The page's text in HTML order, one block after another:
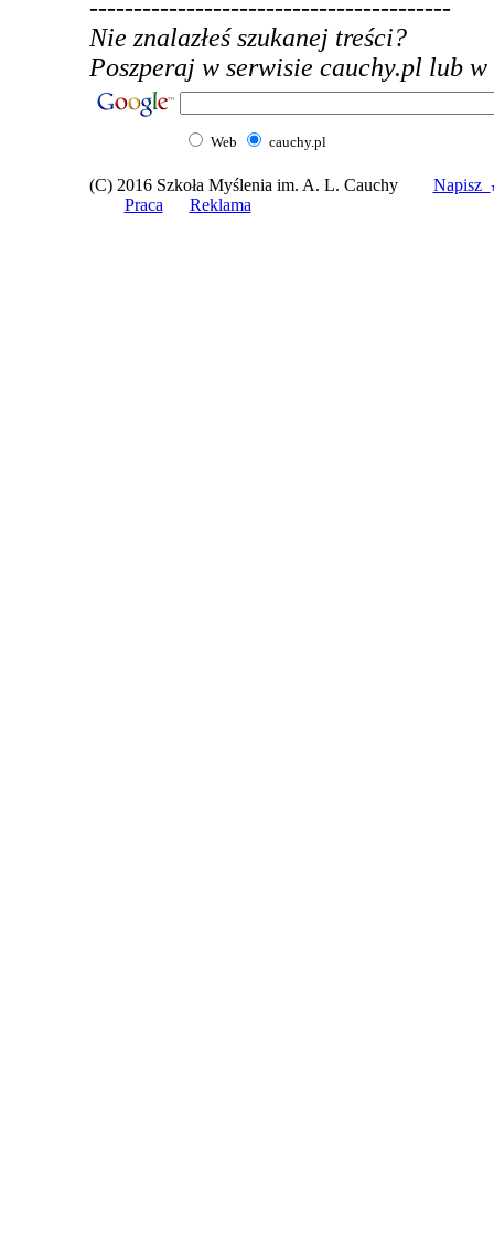
-----------------------------------------
Nie znalazłeś szukanej treści?
Poszperaj w serwisie cauchy.pl lub
Web cauchy.pl
(C) 2016 Szkoła Myślenia im. A. L. Cauchy Napisz
Praca
Reklama